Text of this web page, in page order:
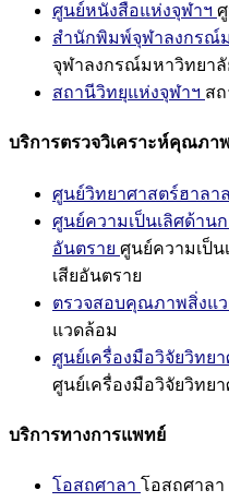
ศูนย์หนังสือแห่งจุฬาฯ
สำนักพิมพ์จุฬาลงกรณ์
จุฬาลงกรณ์มหาวิทยาลั
สถานีวิทยุแห่งจุฬาฯ ส
บริการตรวจวิเคราะห์คุณภาพ
ศูนย์วิทยาศาสตร์ฮาลาล
ศูนย์ความเป็นเลิศด้าน
อันตราย ศูนย์ความเป็น
เสียอันตราย
ตรวจสอบคุณภาพสิ่งแ
แวดล้อม
ศูนย์เครื่องมือวิจัยวิทย
ศูนย์เครื่องมือวิจัยวิทย
บริการทางการแพทย์
โอสถศาลา โอสถศาลา